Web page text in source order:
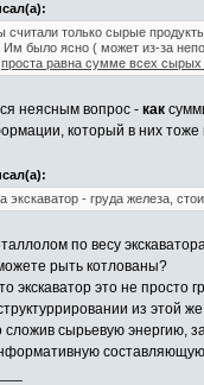
считали только сырые
Им было ясно ( может из-за
проста равна сумме всех сырых
неясным вопрос - как
который в них тоже
экскаватор - груда железа,
по весу
рыть котлованы?
экскаватор это не просто
из этой
сложив сырьевую энергию,